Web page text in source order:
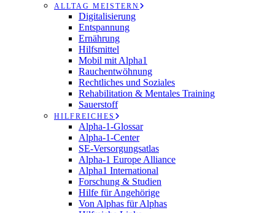
ALLTAG MEISTERN
Digitalisierung
Entspannung
Ernährung
Hilfsmittel
Mobil mit Alpha1
Rauchentwöhnung
Rechtliches und Soziales
Rehabilitation & Mentales Training
Sauerstoff
HILFREICHES
Alpha-1-Glossar
Alpha-1-Center
SE-Versorgungsatlas
Alpha-1 Europe Alliance
Alpha1 International
Forschung & Studien
Hilfe für Angehörige
Von Alphas für Alphas